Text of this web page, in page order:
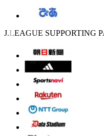
J.LEAGUE SUPPORTING